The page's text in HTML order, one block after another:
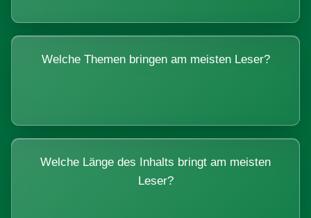
Welche Themen bringen am meisten Leser?
Welche Länge des Inhalts bringt am meisten
Leser?